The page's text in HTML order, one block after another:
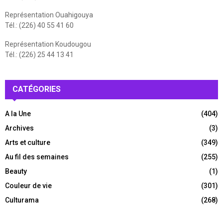
Représentation Ouahigouya
Tél.: (226) 40 55 41 60
Représentation Koudougou
Tél.: (226) 25 44 13 41
CATÉGORIES
A la Une
(404)
Archives
(3)
Arts et culture
(349)
Au fil des semaines
(255)
Beauty
(1)
Couleur de vie
(301)
Culturama
(268)